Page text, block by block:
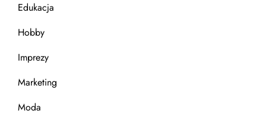
Edukacja
Hobby
Imprezy
Marketing
Moda